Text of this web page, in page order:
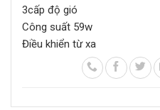
3cấp độ gió
Công suất 59w
Điều khiển từ xa